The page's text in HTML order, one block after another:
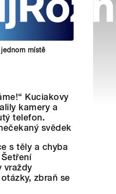
místě
Kuciakovy
kamery a
telefon.
svědek
s těly a chyba
vraždy
zbraň se